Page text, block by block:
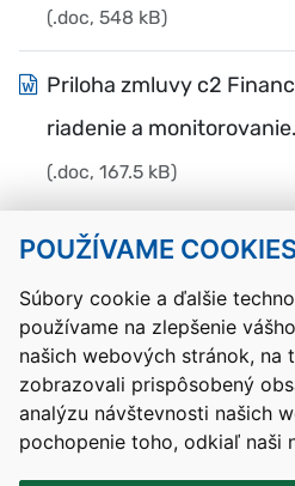
POUŽÍVAME
Súbory cookie a ďalšie
používame na zlepšenie
našich webových stránok, na
zobrazovali prispôsobený
analýzu návštevnosti našich
pochopenie toho, odkiaľ naši
(.doc, 548 kB)
Priloha zmluvy c2
riadenie a
(.doc, 167.5 kB)
Kontakty Mapa stránky RSS
Nastavenia cookies
Prevádzkovateľom služby je
vývoja a mládeže Slovenskej